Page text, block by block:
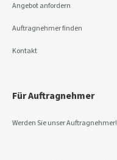
Angebot anfordern
Auftragnehmer finden
Kontakt
Für Auftragnehmer
Werden Sie unser Auftragnehmer!